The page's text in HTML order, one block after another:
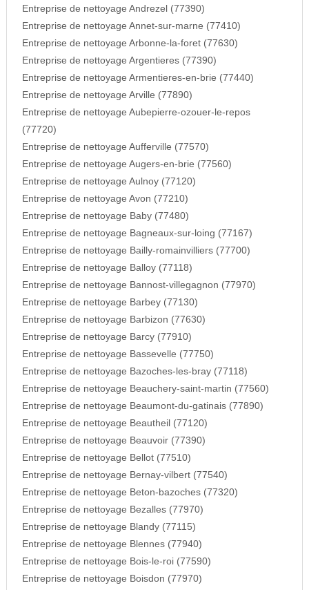
Entreprise de nettoyage Andrezel (77390)
Entreprise de nettoyage Annet-sur-marne (77410)
Entreprise de nettoyage Arbonne-la-foret (77630)
Entreprise de nettoyage Argentieres (77390)
Entreprise de nettoyage Armentieres-en-brie (77440)
Entreprise de nettoyage Arville (77890)
Entreprise de nettoyage Aubepierre-ozouer-le-repos
(77720)
Entreprise de nettoyage Aufferville (77570)
Entreprise de nettoyage Augers-en-brie (77560)
Entreprise de nettoyage Aulnoy (77120)
Entreprise de nettoyage Avon (77210)
Entreprise de nettoyage Baby (77480)
Entreprise de nettoyage Bagneaux-sur-loing (77167)
Entreprise de nettoyage Bailly-romainvilliers (77700)
Entreprise de nettoyage Balloy (77118)
Entreprise de nettoyage Bannost-villegagnon (77970)
Entreprise de nettoyage Barbey (77130)
Entreprise de nettoyage Barbizon (77630)
Entreprise de nettoyage Barcy (77910)
Entreprise de nettoyage Bassevelle (77750)
Entreprise de nettoyage Bazoches-les-bray (77118)
Entreprise de nettoyage Beauchery-saint-martin (77560)
Entreprise de nettoyage Beaumont-du-gatinais (77890)
Entreprise de nettoyage Beautheil (77120)
Entreprise de nettoyage Beauvoir (77390)
Entreprise de nettoyage Bellot (77510)
Entreprise de nettoyage Bernay-vilbert (77540)
Entreprise de nettoyage Beton-bazoches (77320)
Entreprise de nettoyage Bezalles (77970)
Entreprise de nettoyage Blandy (77115)
Entreprise de nettoyage Blennes (77940)
Entreprise de nettoyage Bois-le-roi (77590)
Entreprise de nettoyage Boisdon (77970)